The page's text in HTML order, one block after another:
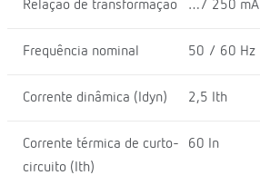
Relação de transformação …/ 250 mA
Frequência nominal 50 / 60 Hz
Corrente dinâmica (Idyn) 2,5 Ith
Corrente térmica de curto-
circuito (Ith)
60 In